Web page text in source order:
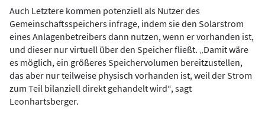
Auch Letztere kommen potenziell als Nutzer des
Gemeinschaftsspeichers infrage, indem sie den Solarstrom
eines Anlagenbetreibers dann nutzen, wenn er vorhanden ist,
und dieser nur virtuell über den Speicher fließt. „Damit wäre
es möglich, ein größeres Speichervolumen bereitzustellen,
das aber nur teilweise physisch vorhanden ist, weil der Strom
zum Teil bilanziell direkt gehandelt wird“, sagt
Leonhartsberger.